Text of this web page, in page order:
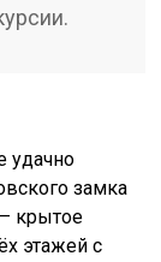
удачно
замка
крытое
этажей с